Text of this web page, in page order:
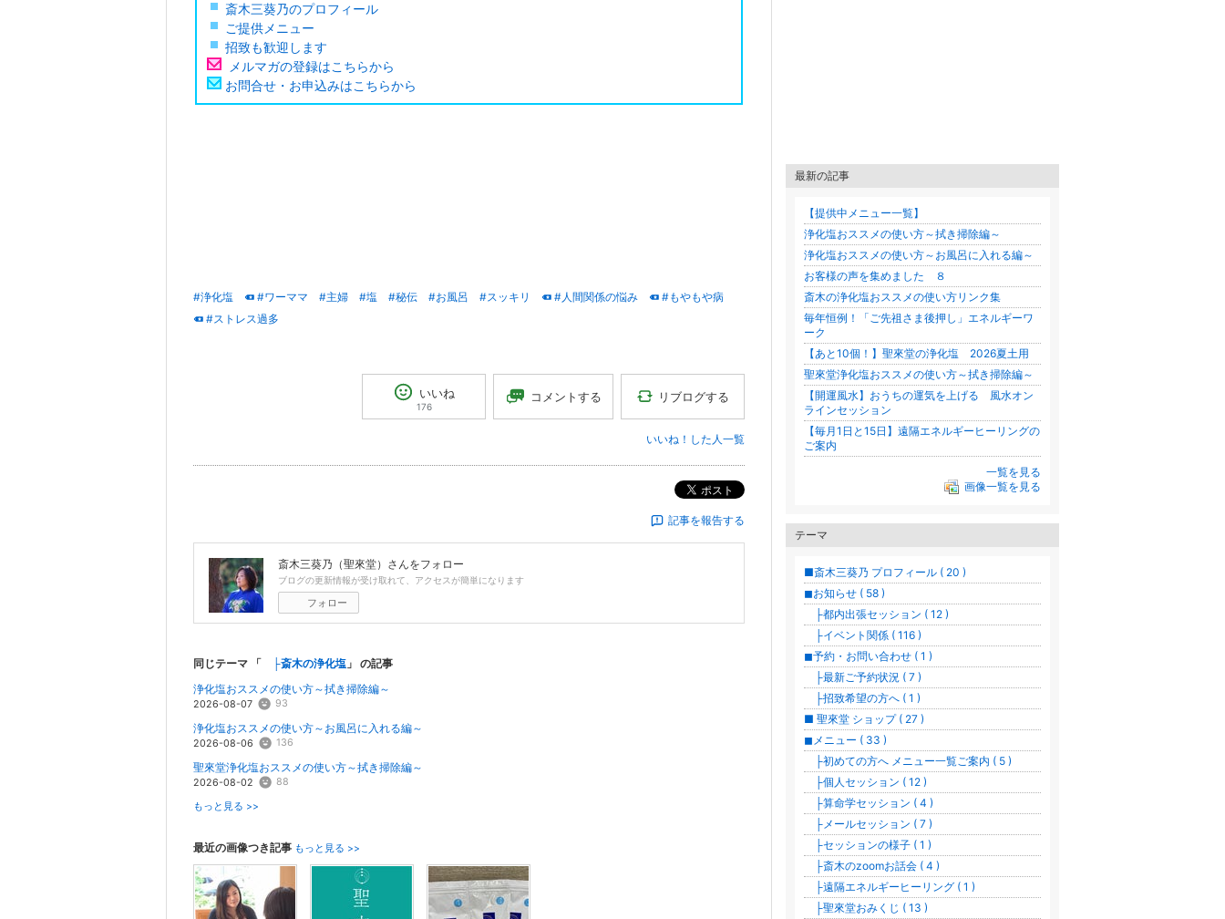
斎木三葵乃のプロフィール
ご提供メニュー
招致も歓迎します
メルマガの登録はこちらから
お問合せ・お申込みはこちらから
#浄化塩 #ワーママ #主婦 #塩 #秘伝 #お風呂 #スッキリ #人間関係の悩み
#もやもや病
#ストレス過多
いいね
176
コメントする リブログする
いいね！した人一覧
ポスト
記事を報告する
斎木三葵乃（聖來堂） さんをフォロー
ブログの更新情報が受け取れて、アクセスが簡単になります
フォロー
同じテーマ 「 ├斎木の浄化塩 」 の記事
浄化塩おススメの使い方～拭き掃除編～
2026-08-07 93
浄化塩おススメの使い方～お風呂に入れる編～
2026-08-06 136
聖來堂浄化塩おススメの使い方～拭き掃除編～
2026-08-02 88
もっと見る >>
最近の画像つき記事 もっと見る >>
最新の記事
【提供中メニュー一覧】
浄化塩おススメの使い方～拭き掃除編～
浄化塩おススメの使い方～お風呂に入れる編～
お客様の声を集めました ８
斎木の浄化塩おススメの使い方リンク集
毎年恒例！「ご先祖さま後押し」エネルギーワ
ーク
【あと10個！】聖來堂の浄化塩 2026夏土用
聖來堂浄化塩おススメの使い方～拭き掃除編～
【開運風水】おうちの運気を上げる 風水オン
ラインセッション
【毎月1日と15日】遠隔エネルギーヒーリングの
ご案内
一覧を見る
画像一覧を見る
テーマ
■斎木三葵乃 プロフィール ( 20 )
◼︎お知らせ ( 58 )
├都内出張セッション ( 12 )
├イベント関係 ( 116 )
◼︎予約・お問い合わせ ( 1 )
├最新ご予約状況 ( 7 )
├招致希望の方へ ( 1 )
■ 聖來堂 ショップ ( 27 )
◼︎メニュー ( 33 )
├初めての方へ メニュー一覧ご案内 ( 5 )
├個人セッション ( 12 )
├算命学セッション ( 4 )
├メールセッション ( 7 )
├セッションの様子 ( 1 )
├斎木のzoomお話会 ( 4 )
├遠隔エネルギーヒーリング ( 1 )
├聖來堂おみくじ ( 13 )